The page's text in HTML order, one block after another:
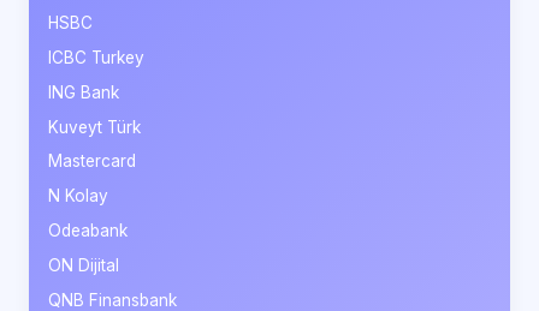
HSBC
ICBC Turkey
ING Bank
Kuveyt Türk
Mastercard
N Kolay
Odeabank
ON Dijital
QNB Finansbank